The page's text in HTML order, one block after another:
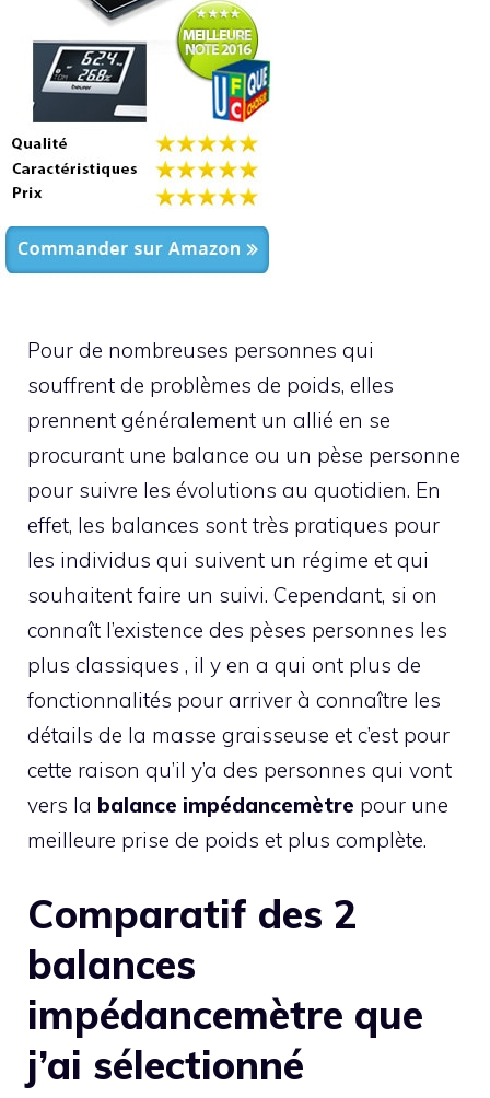
Pour de nombreuses personnes qui
souffrent de problèmes de poids, elles
prennent généralement un allié en se
procurant une balance ou un pèse personne
pour suivre les évolutions au quotidien. En
effet, les balances sont très pratiques pour
les individus qui suivent un régime et qui
souhaitent faire un suivi. Cependant, si on
connaît l’existence des pèses personnes les
plus classiques , il y en a qui ont plus de
fonctionnalités pour arriver à connaître les
détails de la masse graisseuse et c’est pour
cette raison qu’il y’a des personnes qui vont
vers la balance impédancemètre pour une
meilleure prise de poids et plus complète.
Comparatif des 2
balances
impédancemètre que
j’ai sélectionné